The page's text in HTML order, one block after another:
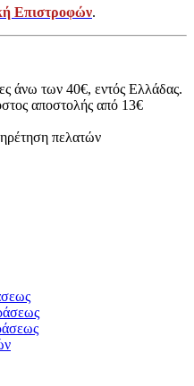
Επιστροφών.
άνω των 40€, εντός Ελλάδας.
αποστολής από 13€
πελατών